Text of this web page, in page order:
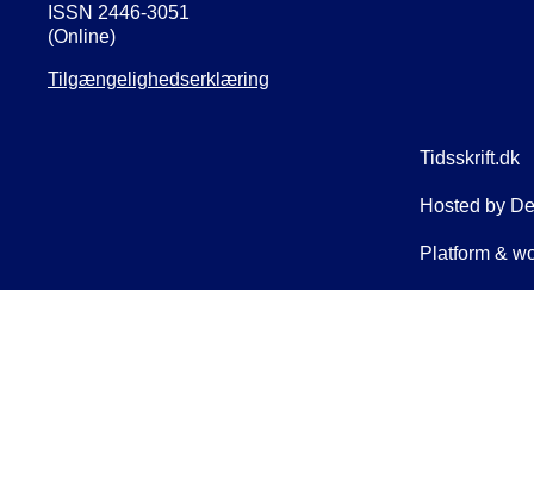
ISSN 2446-3051
(Online)
Tilgængelighedserklæring